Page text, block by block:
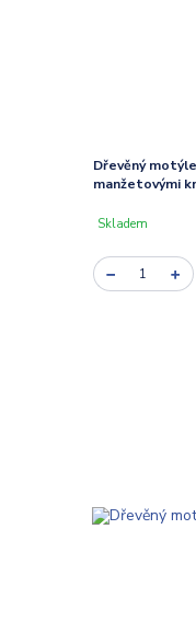
Dřevěný
manžetovými
Skladem